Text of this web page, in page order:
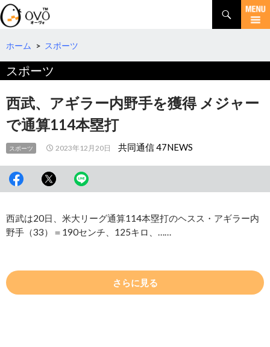
検
索
コ
テ
へ
移
動
ホーム > スポーツ
スポーツ
西武、アギラー内野手を獲得 メジャー
で通算114本塁打
スポーツ 2023年12月20日 共同通信 47NEWS
西武は20日、米大リーグ通算114本塁打のヘスス・アギラー内
野手（33）＝190センチ、125キロ、……
さらに見る